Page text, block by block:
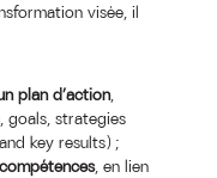
visée, il
plan d’action,
goals, strategies
key results) ;
, en lien